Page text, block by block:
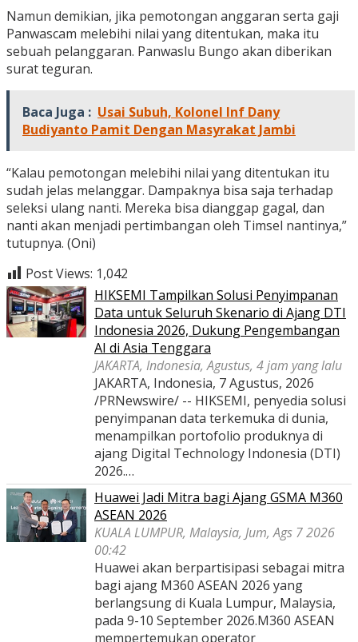
Namun demikian, jika pemotongan anggaran serta gaji
Panwascam melebihi nilai yang ditentukan, maka itu
sebuah pelanggaran. Panwaslu Bungo akan diberikan
surat teguran.
Baca Juga : Usai Subuh, Kolonel Inf Dany
Budiyanto Pamit Dengan Masyrakat Jambi
“Kalau pemotongan melebihi nilai yang ditentukan itu
sudah jelas melanggar. Dampaknya bisa saja terhadap
seleksi ulang nanti. Mereka bisa dianggap gagal, dan
nanti akan menjadi pertimbangan oleh Timsel nantinya,”
tutupnya. (Oni)
Post Views: 1,042
HIKSEMI Tampilkan Solusi Penyimpanan
Data untuk Seluruh Skenario di Ajang DTI
Indonesia 2026, Dukung Pengembangan
AI di Asia Tenggara
JAKARTA, Indonesia, Agustus, 4 jam yang lalu
JAKARTA, Indonesia, 7 Agustus, 2026
/PRNewswire/ -- HIKSEMI, penyedia solusi
penyimpanan data terkemuka di dunia,
menampilkan portofolio produknya di
ajang Digital Technology Indonesia (DTI)
2026.…
Huawei Jadi Mitra bagi Ajang GSMA M360
ASEAN 2026
KUALA LUMPUR, Malaysia, Jum, Ags 7 2026
00:42
Huawei akan berpartisipasi sebagai mitra
bagi ajang M360 ASEAN 2026 yang
berlangsung di Kuala Lumpur, Malaysia,
pada 9-10 September 2026.M360 ASEAN
mempertemukan operator